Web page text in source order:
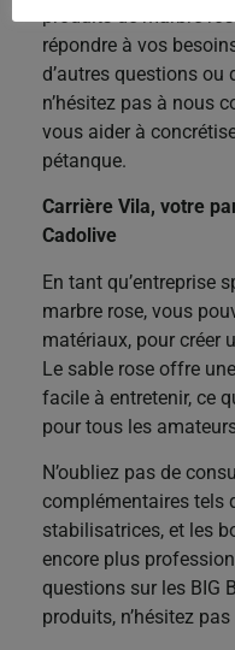
produits de marbre
répondre à vos
d’autres questions ou
n’hésitez pas à nous
vous aider à
pétanque.
Carrière Vila, votre
Cadolive
En tant qu’entreprise
marbre rose, vous
matériaux, pour créer
Le sable rose offre
facile à entretenir, ce
pour tous les
N’oubliez pas de
complémentaires tels
stabilisatrices, et les
encore plus
questions sur les BIG
produits, n’hésitez